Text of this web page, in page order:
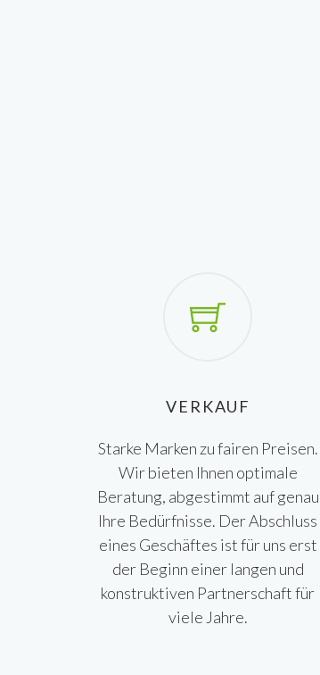
VERKAUF
Starke Marken zu fairen Preisen.
Wir bieten Ihnen optimale
Beratung, abgestimmt auf genau
Ihre Bedürfnisse. Der Abschluss
eines Geschäftes ist für uns erst
der Beginn einer langen und
konstruktiven Partnerschaft für
viele Jahre.